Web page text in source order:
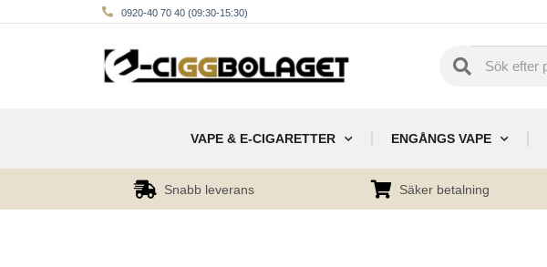
0920-40 70 40 (09:30-15:30)
VAPE & E-CIGARETTER ENGÅNGS VAPE
Snabb leverans Säker betalning